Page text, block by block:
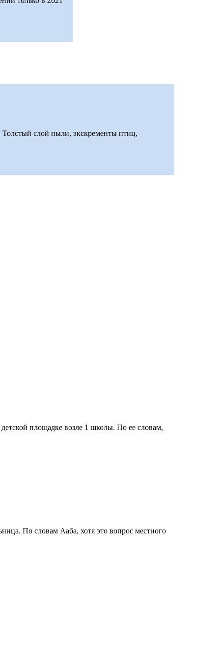
Толстый слой пыли, экскременты птиц,
площадке возле 1 школы. По ее словам,
По словам Ааба, хотя это вопрос местного